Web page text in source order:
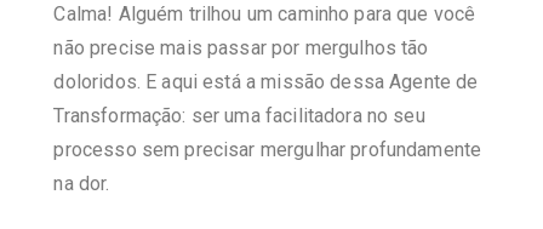
Calma! Alguém trilhou um caminho para que você
não precise mais passar por mergulhos tão
doloridos. E aqui está a missão dessa Agente de
Transformação: ser uma facilitadora no seu
processo sem precisar mergulhar profundamente
na dor.